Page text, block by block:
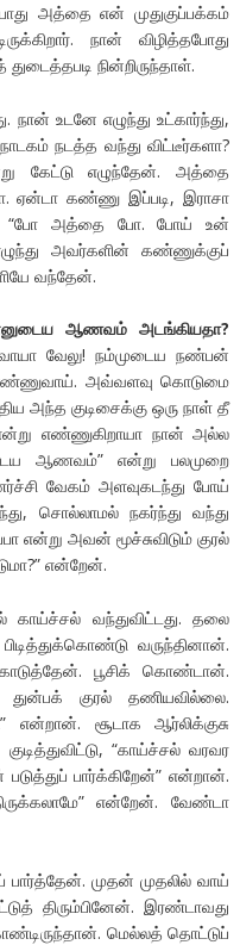
அத்தை என் முதுகுப்பக்கம்
நான் விழித்தபோது
நின்றிருந்தாள்.
உடனே எழுந்து உட்கார்ந்து,
நடத்த வந்து விட்டீர்களா?
கேட்டு எழுந்தேன். அத்தை
ஏன்டா கண்ணு இப்படி, இராசா
“போ அத்தை போ. போய் உன்
அவர்களின் கண்ணுக்குப்
வந்தேன்.
ஆணவம் அடங்கியதா?
வேலு! நம்முடைய நண்பன்
அவ்வளவு கொடுமை
அந்த குடிசைக்கு ஒரு நாள் தீ
எண்ணுகிறாயா நான் அல்ல
ஆணவம்” என்று பலமுறை
வேகம் அளவுகடந்து போய்
சொல்லாமல் நகர்ந்து வந்து
என்று அவன் மூச்சுவிடும் குரல்
என்றேன்.
வந்துவிட்டது. தலை
வருந்தினான்.
பூசிக் கொண்டான்.
குரல் தணியவில்லை.
என்றான். சூடாக ஆர்லிக்குசு
“காய்ச்சல் வரவர
பார்க்கிறேன்” என்றான்.
என்றேன். வேண்டா
பார்த்தேன். முதன் முதலில் வாய்
திரும்பினேன். இரண்டாவது
மெல்லத் தொட்டுப்